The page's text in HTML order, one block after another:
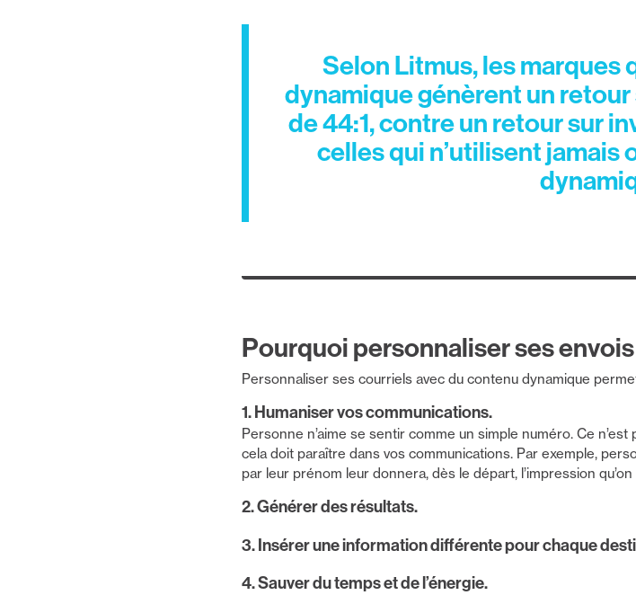
SelonLitmus, les marques
dynamique génèrent un
de 44:1, contre un retour sur
celles qui n’utilisent jamais
Pourquoi personnaliser ses envois
Personnaliser ses courriels avec du contenu dynamique
1. Humaniser vos communications.
Personne n’aime se sentir comme un simple numéro. Ce
cela doit paraître dans vos communications. Par exemple,
par leur prénom leur donnera, dès le départ, l’impression
2. Générer des résultats.
3. Insérer une information différente pour chaque
4. Sauver du temps et de l’énergie.